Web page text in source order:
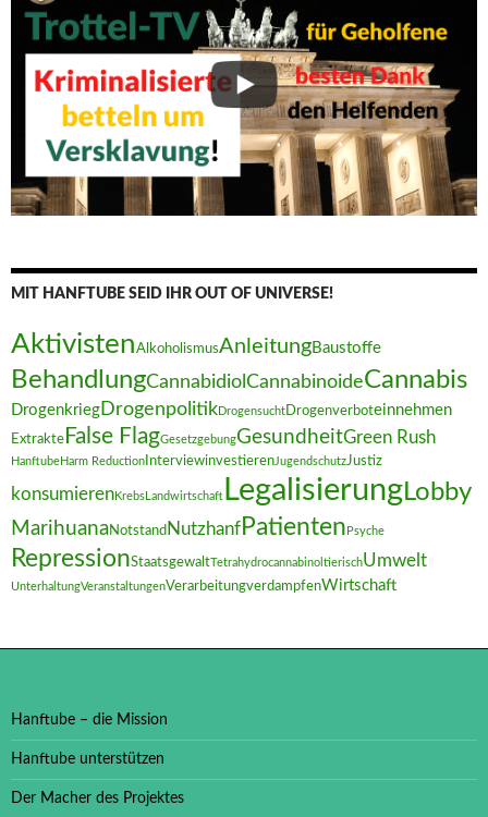
MIT HANFTUBE SEID IHR OUT OF UNIVERSE!
AktivistenAlkoholismusAnleitungBaustoffe
BehandlungCannabidiol CannabinoideCannabis
Drogenkrieg DrogenpolitikDrogensuchtDrogenverboteinnehmen
Extrakte False FlagGesetzgebungGesundheitGreen Rush
HanftubeHarm Reduction InterviewinvestierenJugendschutzJustiz
konsumierenKrebs Landwirtschaft LegalisierungLobby
MarihuanaNotstand Nutzhanf Patienten Psyche
RepressionStaatsgewaltTetrahydrocannabinol tierischUmwelt
UnterhaltungVeranstaltungenVerarbeitungverdampfenWirtschaft
Hanftube – die Mission
Hanftube unterstützen
Der Macher des Projektes